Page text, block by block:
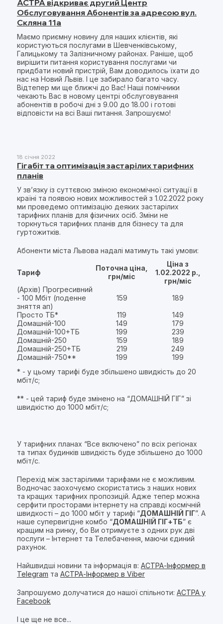
АСТРА відкриває другий Центр
Обслуговування Абонентів за адресою вул.
Скляна 11а
Маємо приємну новину для наших клієнтів, які
користуються послугами в Шевченківському,
Галицькому та Залізничному районах. Раніше, щоб
вирішити питання користування послугами чи
придбати новий пристрій, Вам доводилось їхати до
нас на Новий Львів. І це забирало багато часу.
Відтепер ми ще ближчі до Вас! Наші помічники
чекають Вас в новому центрі обслуговування
абонентів в робочі дні з 9.00 до 18.00 і готові
відповісти на всі Ваші питання. Запрошуємо!
18 січня 2022
Гігабіт та оптимізація застарілих тарифних
планів
У зв’язку із суттєвою зміною економічної ситуації в
країні та появою нових можливостей з 1.02.2022 року
ми проведемо оптимізацію деяких застарілих
тарифних планів для фізичних осіб. Зміни не
торкнуться тарифних планів для бізнесу та для
гуртожитків.
Абоненти міста Львова надалі матимуть такі умови:
Тариф
Поточна ціна,
грн/міс
Ціна з
1.02.2022 р.,
грн/міс
(Архів) Прогресивний
- 100 Мбіт (поденне
зняття ап)
159
189
Просто ТБ*
119
149
Домашній-100
149
179
Домашній-100+ТБ
199
239
Домашній-250
159
189
Домашній-250+ТБ
219
249
Домашній-750**
199
199
(прив. сектор)
249
279
Домашній-250+ТБ
Все включено
(Винники,
* - у цьому тарифі буде збільшено швидкість до 20
мбіт/с;
** - цей тариф буде змінено на “ДОМАШНІЙ ГІГ” зі
швидкістю до 1000 мбіт/с;
У тарифних планах “Все включено” по всіх регіонах
та типах будинків швидкість буде збільшено до 1000
мбіт/с.
Перехід між застарілими тарифами не є можливим.
Водночас заохочуємо скористатись з наших нових
та кращих тарифних пропозицій. Адже тепер можна
серфити просторами інтернету на справді космічній
швидкості – до 1000 мбіт у тарифі “ДОМАШНІЙ ГІГ”. А
наше супервигідне комбо “ДОМАШНІЙ ГІГ+ТБ” є
кращим на ринку, бо Ви отримуєте з одних рук дві
послуги – Інтернет та Телебачення, маючи єдиний
рахунок.
Найшвидші новини та інформація в: АСТРА-Інформер в
Telegram та АСТРА-Інформер в Viber
Запрошуємо долучатися до нашої спільноти: АСТРА у
Facebook
І це ще не все...